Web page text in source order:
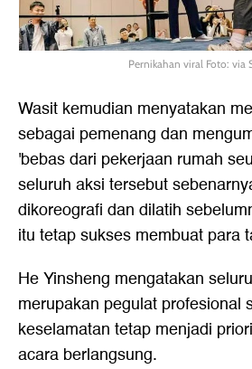
Pernikahan viral Foto: via
Wasit kemudian menyatakan
sebagai pemenang dan
'bebas dari pekerjaan rumah
seluruh aksi tersebut
dikoreografi dan dilatih
itu tetap sukses membuat para
He Yinsheng mengatakan
merupakan pegulat profesional
keselamatan tetap menjadi
acara berlangsung.